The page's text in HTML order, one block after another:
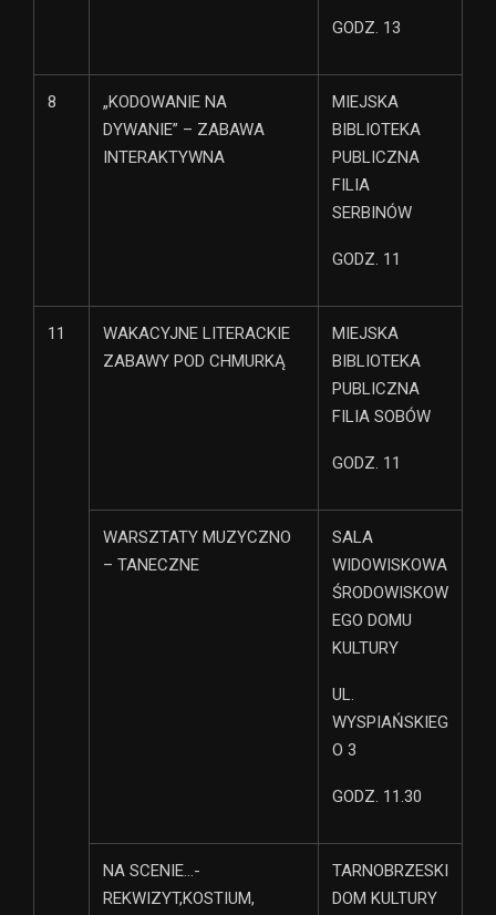
GODZ. 13
8
„KODOWANIE NA
DYWANIE” – ZABAWA
INTERAKTYWNA
MIEJSKA
BIBLIOTEKA
PUBLICZNA
FILIA
SERBINÓW
GODZ. 11
11
WAKACYJNE LITERACKIE
ZABAWY POD CHMURKĄ
MIEJSKA
BIBLIOTEKA
PUBLICZNA
FILIA SOBÓW
GODZ. 11
WARSZTATY MUZYCZNO
– TANECZNE
SALA
WIDOWISKOWA
ŚRODOWISKOW
EGO DOMU
KULTURY
UL.
WYSPIAŃSKIEG
O 3
GODZ. 11.30
NA SCENIE…-
REKWIZYT,KOSTIUM,
TARNOBRZESKI
DOM KULTURY